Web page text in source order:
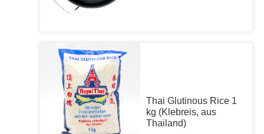
Thai Glutinous Rice 1
kg (Klebreis, aus
Thailand)